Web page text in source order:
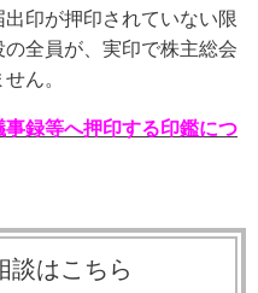
印が押印されていない限
全員が、実印で株主総会
ん。
録等へ押印する印鑑につ
談はこちら